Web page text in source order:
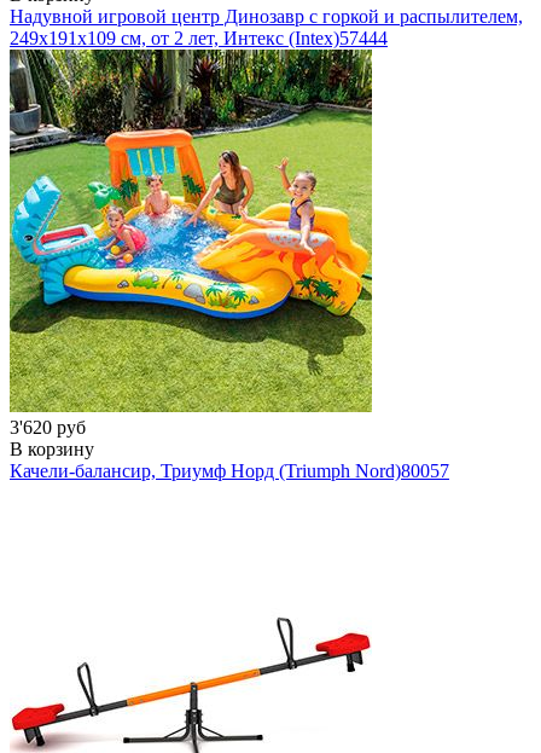
Надувной игровой центр Динозавр с горкой и распылителем,
249х191х109 см, от 2 лет, Интекс (Intex)57444
3'620 руб
В корзину
Качели-балансир, Триумф Норд (Triumph Nord)80057